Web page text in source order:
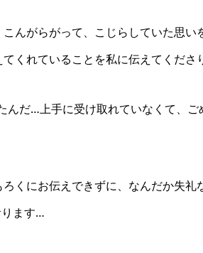
んがらがって、こじらしていた思い
くれていることを私に伝えてくださ
んだ…上手に受け取れていなくて、
くにお伝えできずに、なんだか失礼
ます…